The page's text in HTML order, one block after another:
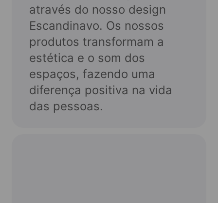
através do nosso design
Escandinavo. Os nossos
produtos transformam a
estética e o som dos
espaços, fazendo uma
diferença positiva na vida
das pessoas.